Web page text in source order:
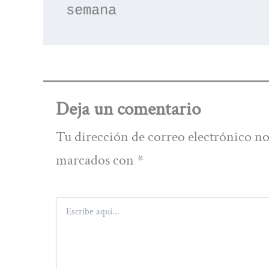
semana
Deja un comentario
Tu dirección de correo electrónico
marcados con *
Escribe
aquí...